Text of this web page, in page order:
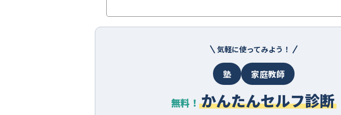
気軽に使ってみよう！
塾 家庭教師
無料！ かんたんセルフ診断